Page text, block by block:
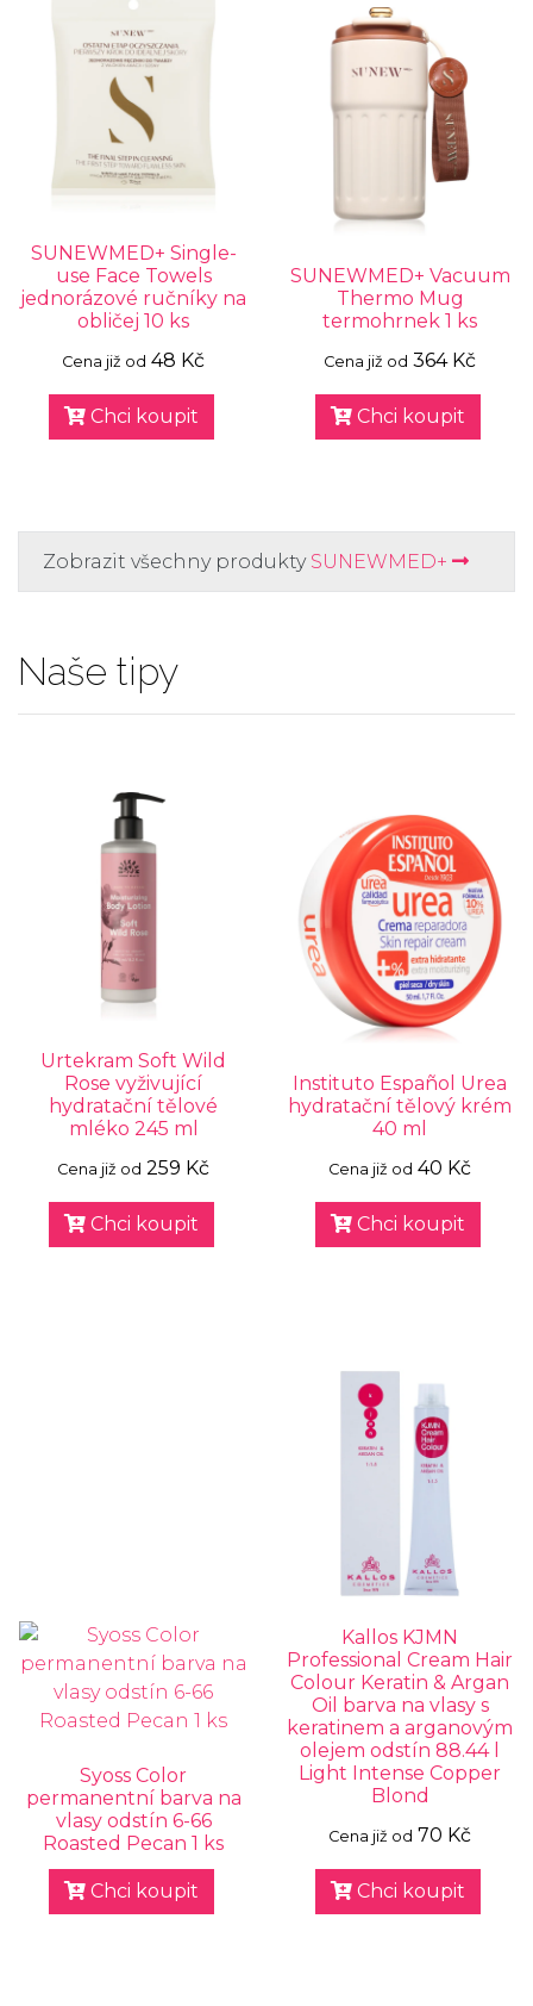
SUNEWMED+ Single-
use Face Towels
jednorázové ručníky na
obličej 10 ks
Cena již od 48 Kč
Chci koupit
SUNEWMED+ Vacuum
Thermo Mug
termohrnek 1 ks
Cena již od 364 Kč
Chci koupit
Zobrazit všechny produkty SUNEWMED+
Naše tipy
Urtekram Soft Wild
Rose vyživující
hydratační tělové
mléko 245 ml
Cena již od 259 Kč
Chci koupit
Instituto Español Urea
hydratační tělový krém
40 ml
Cena již od 40 Kč
Chci koupit
Syoss Color
permanentní barva na
vlasy odstín 6-66
Roasted Pecan 1 ks
Chci koupit
Kallos KJMN
Professional Cream Hair
Colour Keratin & Argan
Oil barva na vlasy s
keratinem a arganovým
olejem odstín 88.44 l
Light Intense Copper
Blond
Cena již od 70 Kč
Chci koupit